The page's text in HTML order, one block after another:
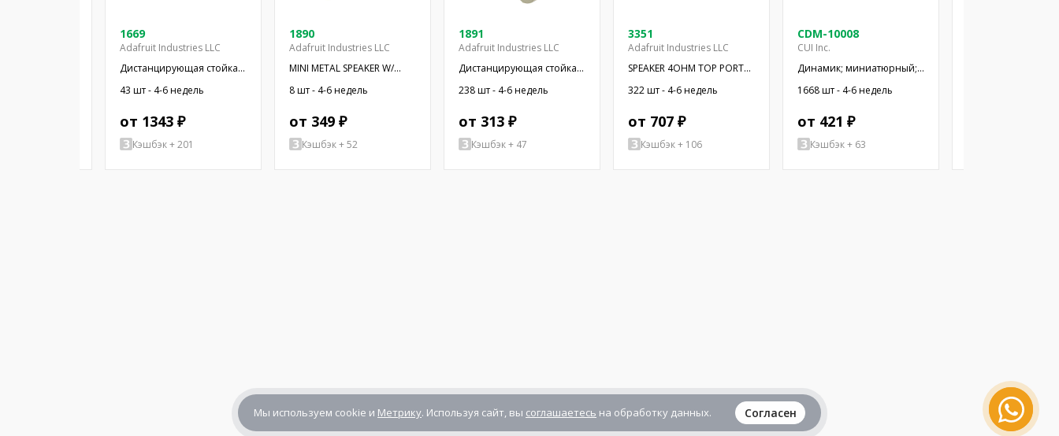
1669
Adafruit Industries LLC
Дистанцирующая стойка;
38,1мм; цилиндрическая;
латунь; никель
43 шт - 4-6 недель
от 1343 ₽
Кэшбэк + 201
1890
Adafruit Industries LLC
MINI METAL SPEAKER W/
WIRES
8 шт - 4-6 недель
от 349 ₽
Кэшбэк + 52
1891
Adafruit Industries LLC
Дистанцирующая стойка с
резьбой; 6,4мм;
Внутр.резьба: UNC4-40
238 шт - 4-6 недель
от 313 ₽
Кэшбэк + 47
3351
Adafruit Industries LLC
SPEAKER 4OHM TOP PORT
OVAL RECT
322 шт - 4-6 недель
от 707 ₽
Кэшбэк + 106
CDM-10008
CUI Inc.
Динамик; миниатюрный;
300мВт; 8Ом; Ø10x2,9мм;
20кГц; Ø: 10мм; ПЭТ
1668 шт - 4-6 недель
от 421 ₽
Кэшбэк + 63
Мы используем cookie и Метрику. Используя сайт, вы соглашаетесь на обработку данных. Согласен